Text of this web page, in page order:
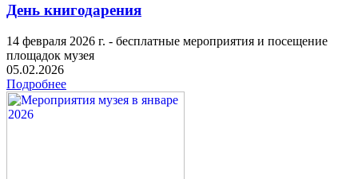
День книгодарения
14 февраля 2026 г. - бесплатные мероприятия и посещение
площадок музея
05.02.2026
Подробнее